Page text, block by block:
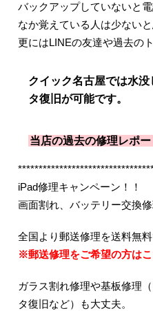
バックアップしていないと
なか覚えている人は少ないと
更にはLINEの友達や過去の
クイック名古屋では水
タ復旧が可能です。
当店の過去の修理レポ
iPad修理キャンペーン！！
画面割れ、バッテリー交換
全国より郵送修理を送料無
※郵送修理をご希望の方はこ
ガラス割れ修理や基板修理
タ復旧など）も大丈夫。